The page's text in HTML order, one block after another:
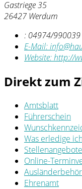
Gastriege 35
26427 Werdum
: 04974/990039
E-Mail:
Website:http://
Direkt zum
Amtsblatt
Führerschein
Was erledige
Stellenangebote
Online-
Ehrenamt